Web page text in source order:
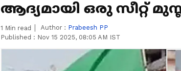
ആദ്യമായി ഒരു സീറ്റ്
1 Min read Author : Prabeesh PP
Published : Nov 15 2025, 08:05 AM IST